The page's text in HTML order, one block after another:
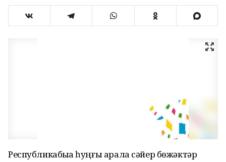
Республикабыҙҙа һуңғы арала сәйер бөжәктәр